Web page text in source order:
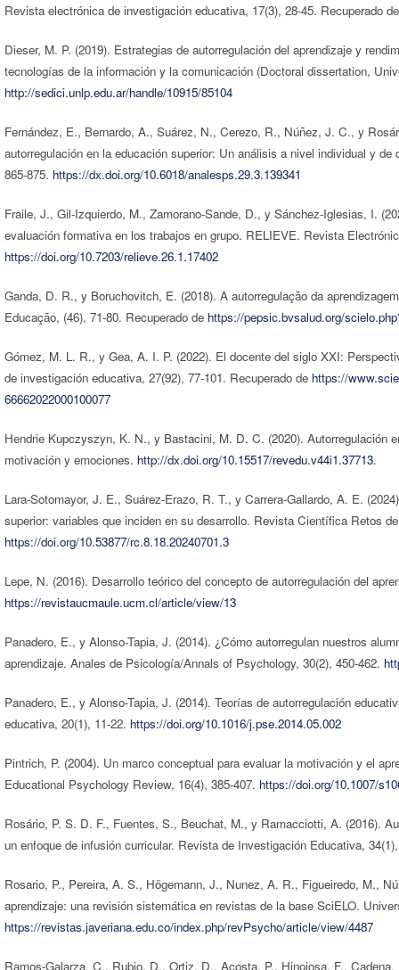
Revista electrónica de investigación educativa, 17(3), 28-45. Recuperado
Dieser, M. P. (2019). Estrategias de autorregulación del aprendizaje y
tecnologías de la información y la comunicación (Doctoral dissertation,
http://sedici.unlp.edu.ar/handle/10915/85104
Fernández, E., Bernardo, A., Suárez, N., Cerezo, R., Núñez, J. C., y
autorregulación en la educación superior: Un análisis a nivel individual y
865-875. https://dx.doi.org/10.6018/analesps.29.3.139341
Fraile, J., Gil-Izquierdo, M., Zamorano-Sande, D., y Sánchez-Iglesias, I.
evaluación formativa en los trabajos en grupo. RELIEVE. Revista
https://doi.org/10.7203/relieve.26.1.17402
Ganda, D. R., y Boruchovitch, E. (2018). A autorregulação da
Educação, (46), 71-80. Recuperado de https://pepsic.bvsalud.org/
Gómez, M. L. R., y Gea, A. I. P. (2022). El docente del siglo XXI:
de investigación educativa, 27(92), 77-101. Recuperado de https://
66662022000100077
Hendrie Kupczyszyn, K. N., y Bastacini, M. D. C. (2020). Autorregulación
motivación y emociones. http://dx.doi.org/10.15517/revedu.v44i1.37713.
Lara-Sotomayor, J. E., Suárez-Erazo, R. T., y Carrera-Gallardo, A. E.
superior: variables que inciden en su desarrollo. Revista Científica Retos
https://doi.org/10.53877/rc.8.18.20240701.3
Lepe, N. (2016). Desarrollo teórico del concepto de autorregulación del
https://revistaucmaule.ucm.cl/article/view/13
Panadero, E., y Alonso-Tapia, J. (2014). ¿Cómo autorregulan nuestros
aprendizaje. Anales de Psicología/Annals of Psychology, 30(2), 450-462.
Panadero, E., y Alonso-Tapia, J. (2014). Teorías de autorregulación
educativa, 20(1), 11-22. https://doi.org/10.1016/j.pse.2014.05.002
Pintrich, P. (2004). Un marco conceptual para evaluar la motivación y el
Educational Psychology Review, 16(4), 385-407. https://doi.org/10.1007/
Rosário, P. S. D. F., Fuentes, S., Beuchat, M., y Ramacciotti, A. (2016).
un enfoque de infusión curricular. Revista de Investigación Educativa,
Rosario, P., Pereira, A. S., Högemann, J., Nunez, A. R., Figueiredo, M.,
aprendizaje: una revisión sistemática en revistas de la base SciELO.
https://revistas.javeriana.edu.co/index.php/revPsycho/article/view/4487
Ramos-Galarza, C., Rubio, D., Ortiz, D., Acosta, P., Hinojosa, F.,